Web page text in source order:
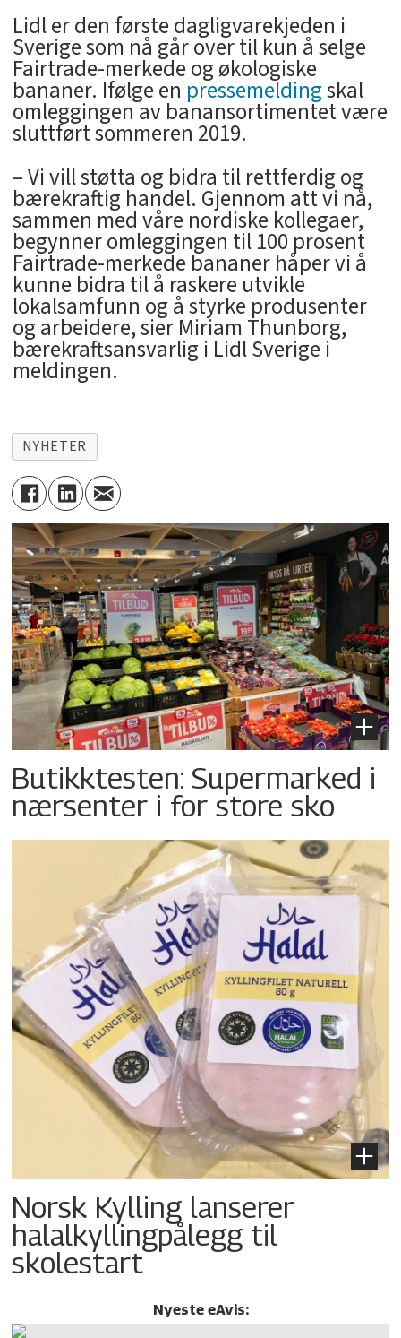
Lidl er den første dagligvarekjeden i
Sverige som nå går over til kun å selge
Fairtrade-merkede og økologiske
bananer. Ifølge en pressemeldingskal
omleggingen av banansortimentet være
sluttført sommeren 2019.
– Vi vill støtta og bidra til rettferdig og
bærekraftig handel. Gjennom att vi nå,
sammen med våre nordiske kollegaer,
begynner omleggingen til 100 prosent
Fairtrade-merkede bananer håper vi å
kunne bidra til å raskere utvikle
lokalsamfunn og å styrke produsenter
og arbeidere, sier Miriam Thunborg,
bærekraftsansvarlig i Lidl Sverige i
meldingen.
NYHETER
Butikktesten: Supermarked i
nærsenter i for store sko
Norsk Kylling lanserer
halalkylling­pålegg til
skolestart
Nyeste eAvis: